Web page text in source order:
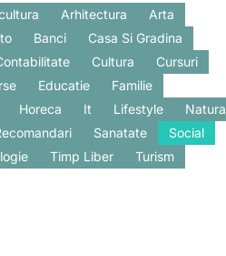
Arhitectura
Arta
Banci
Casa Si Gradina
Cultura
Cursuri
Educatie
Familie
Horeca It Lifestyle
Natura
Sanatate
Social
Timp Liber Turism